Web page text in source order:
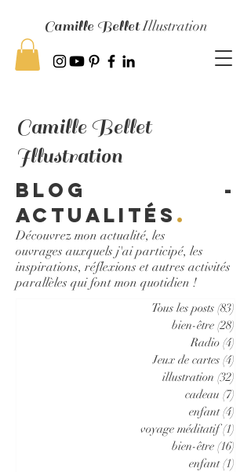
Camille BelletIllustration
Camille Bellet
Illustration
Blog -
Actualités .
Découvrez mon actualité, les
ouvrages auxquels j'ai participé, les
inspirations, réflexions et autres activités
parallèles qui font mon quotidien !
Tous les posts (83)
bien-être (28)
Radio (4)
Jeux de cartes (4)
illustration (32)
cadeau (7)
enfant (4)
voyage méditatif (1)
bien-être (16)
enfant (1)